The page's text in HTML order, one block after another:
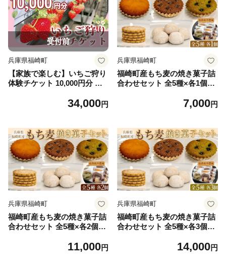
受付前
兵庫県福崎町
【家族で楽しむ】いちご狩り
体験チケット 10,000円分 い
物 フルーツ 大粒 濃厚 食べ放
34,000円
兵庫県福崎町
福崎町産もち麦の焼き菓子詰
合わせセット 全5種×各1個入
い パティシエ手作り 職人厳
7,000円
兵庫県福崎町
福崎町産もち麦の焼き菓子詰
合わせセット 全5種×各2個入
い パティシエ手作り 職人厳
11,000円
兵庫県福崎町
福崎町産もち麦の焼き菓子詰
合わせセット 全5種×各3個入
い パティシエ手作り 職人厳
14,000円